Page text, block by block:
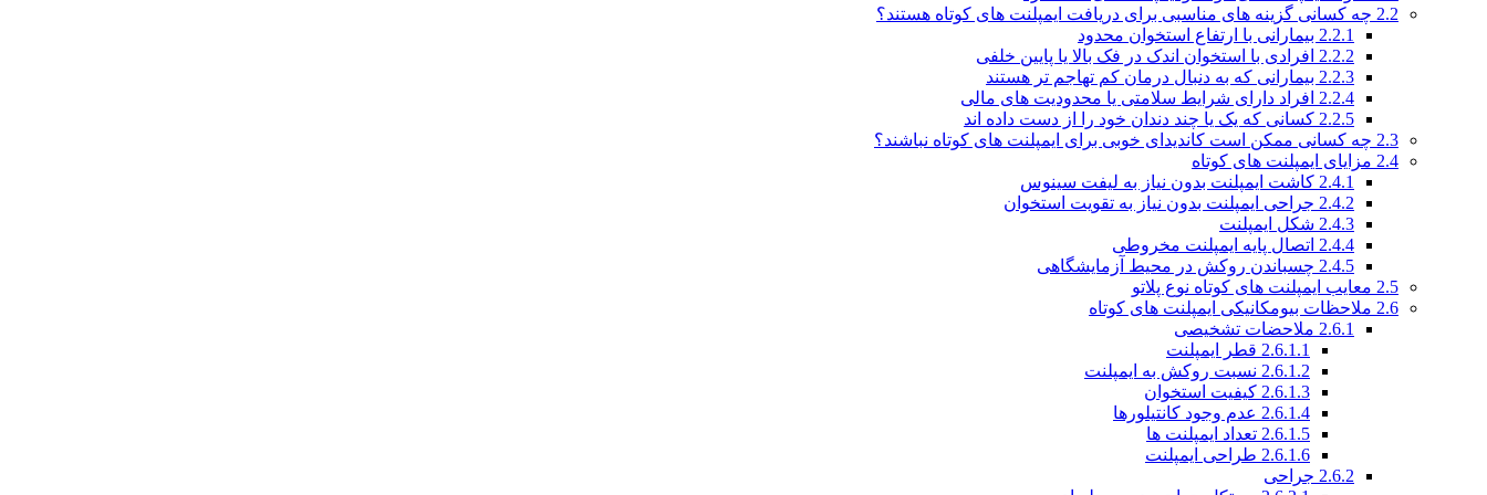
2.2 چه کسانی گزینه های مناسبی برای دریافت ایمپلنت های کوتاه هستند؟
2.2.1 بیمارانی با ارتفاع استخوان محدود
2.2.2 افرادی با استخوان اندک در فک بالا یا پایین خلفی
2.2.3 بیمارانی که به دنبال درمان کم تهاجم تر هستند
2.2.4 افراد دارای شرایط سلامتی یا محدودیت های مالی
2.2.5 کسانی که یک یا چند دندان خود را از دست داده اند
2.3 چه کسانی ممکن است کاندیدای خوبی برای ایمپلنت های کوتاه نباشند؟
2.4 مزایای ایمپلنت های کوتاه
2.4.1 کاشت ایمپلنت بدون نیاز به لیفت سینوس
2.4.2 جراحی ایمپلنت بدون نیاز به تقویت استخوان
2.4.3 شکل ایمپلنت
2.4.4 اتصال پایه ایمپلنت مخروطی
2.4.5 چسباندن روکش در محیط آزمایشگاهی
2.5 معایب ایمپلنت های کوتاه نوع پلاتو
2.6 ملاحظات بیومکانیکی ایمپلنت های کوتاه
2.6.1 ملاحضات تشخیصی
2.6.1.1 قطر ایمپلنت
2.6.1.2 نسبت روکش به ایمپلنت
2.6.1.3 کیفیت استخوان
2.6.1.4 عدم وجود کانتیلورها
2.6.1.5 تعداد ایمپلنت ها
2.6.1.6 طراحی ایمپلنت
2.6.2 جراحی